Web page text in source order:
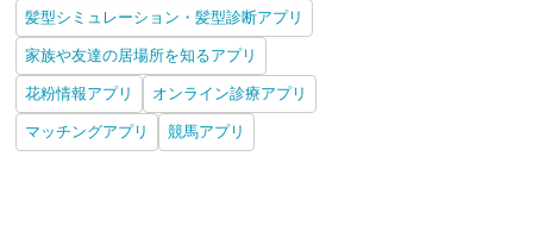
髪型シミュレーション・髪型診断アプリ
家族や友達の居場所を知るアプリ
花粉情報アプリ オンライン診療アプリ
マッチングアプリ 競馬アプリ